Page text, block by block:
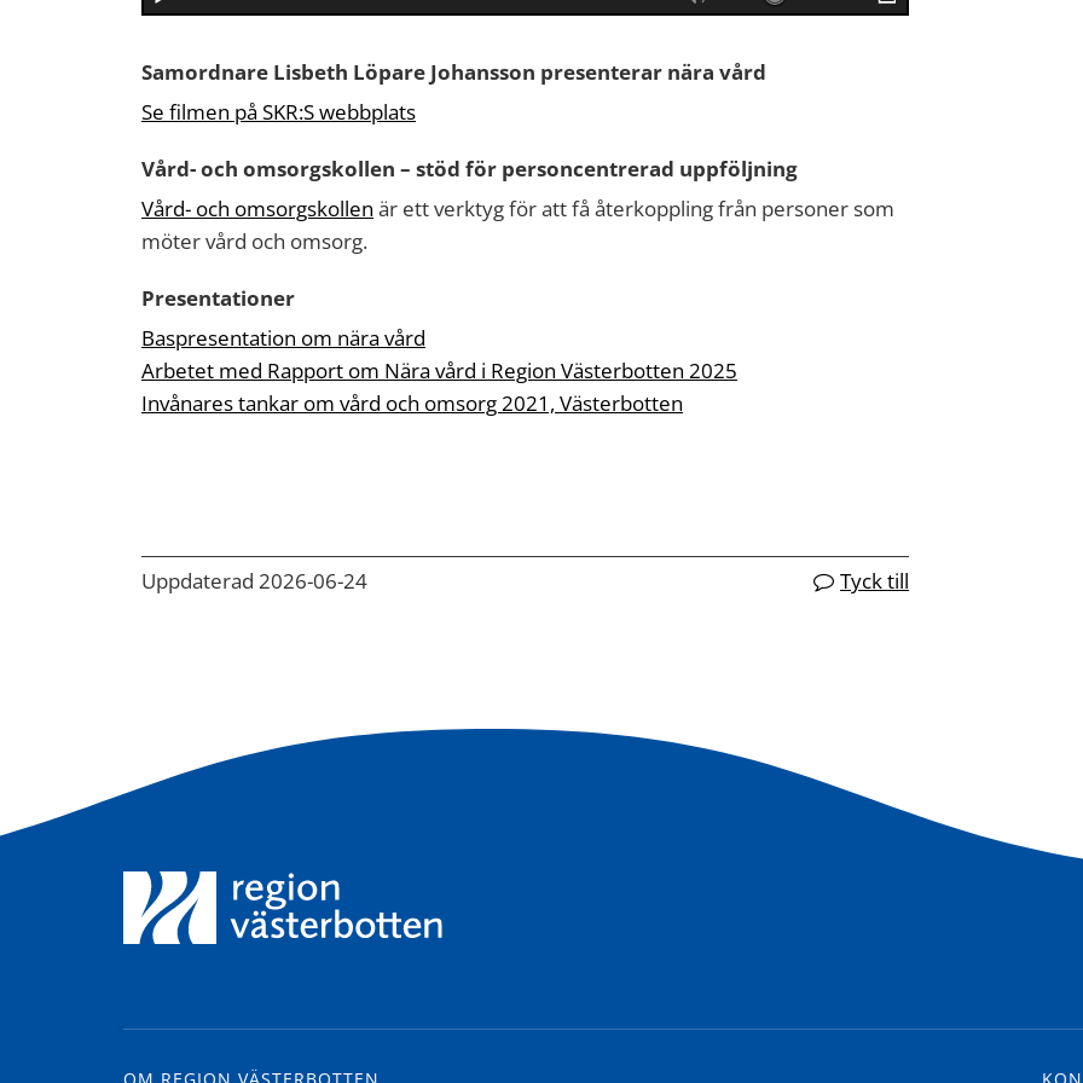
Samordnare Lisbeth Löpare Johansson presenterar nära vård
Se filmen på SKR:S webbplats
Vård- och omsorgskollen – stöd för personcentrerad uppföljning
Vård- och omsorgskollen är ett verktyg för att få återkoppling från personer som
möter vård och omsorg.
Presentationer
Baspresentation om nära vård
Arbetet med Rapport om Nära vård i Region Västerbotten 2025
Invånares tankar om vård och omsorg 2021, Västerbotten
Uppdaterad 2026-06-24 Tyck till